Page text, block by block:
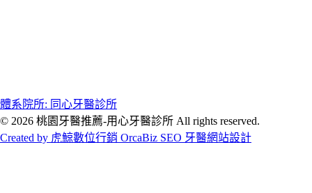
體系院所: 同心牙醫診所
© 2026 桃園牙醫推薦-用心牙醫診所 All rights reserved.
Created by 虎鯨數位行銷 OrcaBiz SEO 牙醫網站設計